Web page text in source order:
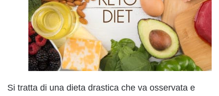
Si tratta di una dieta drastica che va osservata e